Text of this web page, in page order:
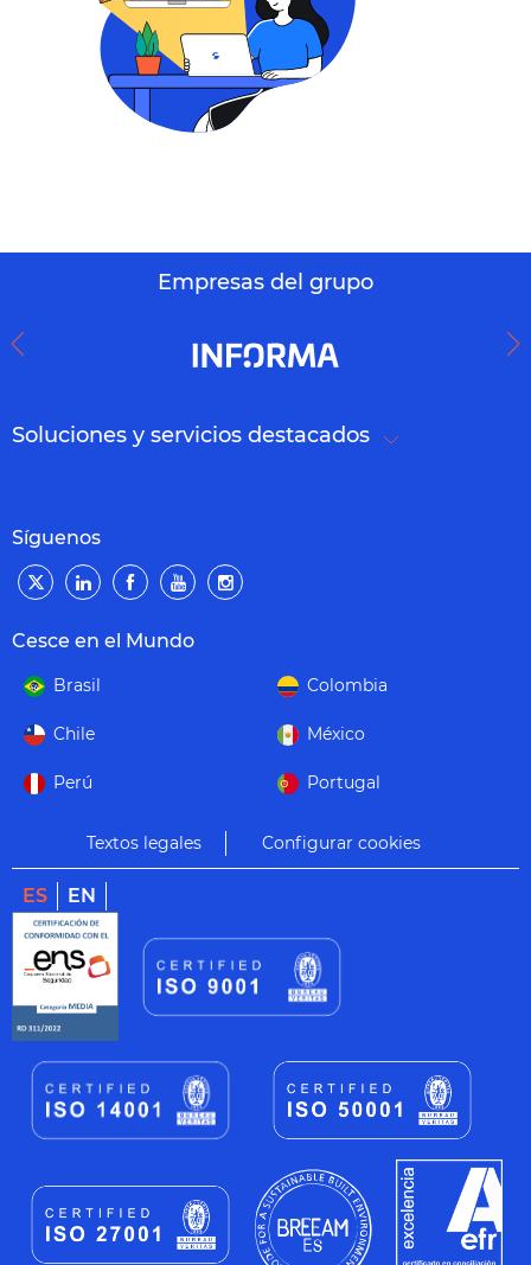
Empresas del grupo
Soluciones y servicios destacados
Síguenos
Cesce en el Mundo
Brasil Colombia
Chile México
Perú Portugal
Textos legales Configurar cookies
ES EN